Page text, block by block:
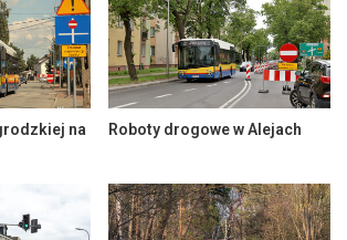
na
Roboty drogowe w Alejach